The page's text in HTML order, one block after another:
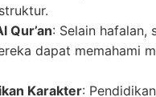
Qur’an: Selain hafalan,
dapat memahami
Karakter: